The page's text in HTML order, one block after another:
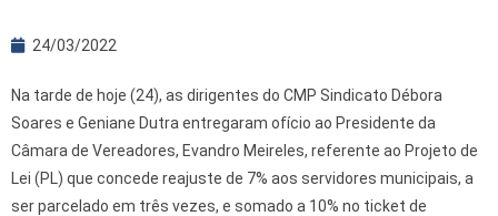
24/03/2022
Na tarde de hoje (24), as dirigentes do CMP Sindicato Débora
Soares e Geniane Dutra entregaram ofício ao Presidente da
Câmara de Vereadores, Evandro Meireles, referente ao Projeto de
Lei (PL) que concede reajuste de 7% aos servidores municipais, a
ser parcelado em três vezes, e somado a 10% no ticket de